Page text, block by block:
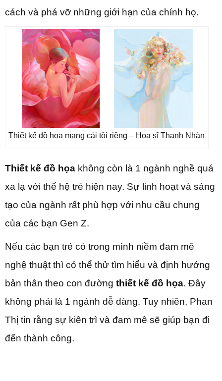
cách và phá vỡ những giới hạn của chính họ.
Thiết kế đồ họa mang cái tôi riêng – Hoạ sĩ Thanh Nhàn
Thiết kế đồ họa không còn là 1 ngành nghề quá
xa lạ với thế hệ trẻ hiện nay. Sự linh hoạt và sáng
tạo của ngành rất phù hợp với nhu cầu chung
của các bạn Gen Z.
Nếu các bạn trẻ có trong mình niềm đam mê
nghệ thuật thì có thể thử tìm hiểu và định hướng
bản thân theo con đường thiết kế đồ họa. Đây
không phải là 1 ngành dễ dàng. Tuy nhiên, Phan
Thị tin rằng sự kiên trì và đam mê sẽ giúp bạn đi
đến thành công.